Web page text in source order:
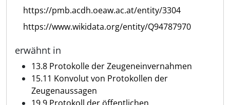
https://pmb.acdh.oeaw.ac.at/entity/3304
https://www.wikidata.org/entity/Q94787970
erwähnt in
13.8 Protokolle der Zeugeneinvernahmen
15.11 Konvolut von Protokollen der
Zeugenaussagen